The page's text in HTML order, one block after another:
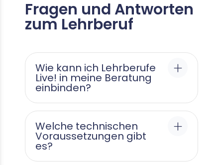
Fragen und Antworten
zum Lehrberuf
Wie kann ich Lehrberufe
Live! in meine Beratung
einbinden?
Welche technischen
Voraussetzungen gibt
es?